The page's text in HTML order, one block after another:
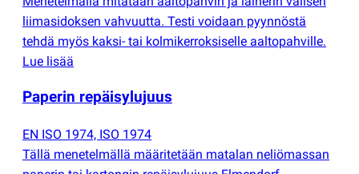
liimasidoksen vahvuutta. Testi voidaan pyynnöstä
tehdä myös kaksi- tai kolmikerroksiselle aaltopahville.
Lue lisää
Paperin repäisylujuus
EN ISO 1974, ISO 1974
Tällä menetelmällä määritetään matalan neliömassan